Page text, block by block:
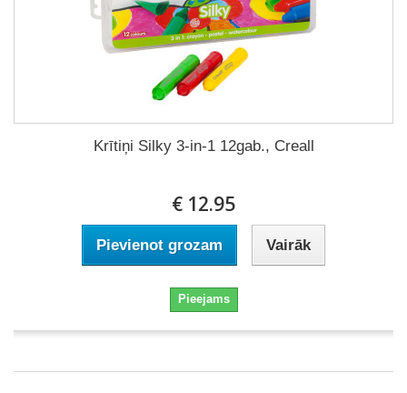
Krītiņi Silky 3-in-1 12gab., Creall
€ 12.95
Pievienot grozam Vairāk
Pieejams